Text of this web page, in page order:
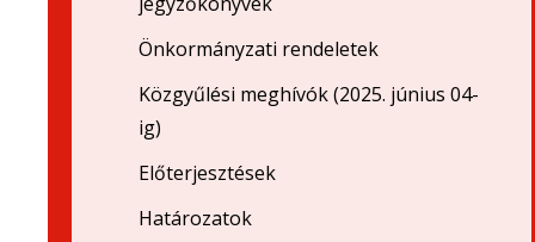
Önkormányzati rendeletek
Közgyűlési meghívók (2025. június 04-
ig)
Előterjesztések
Határozatok